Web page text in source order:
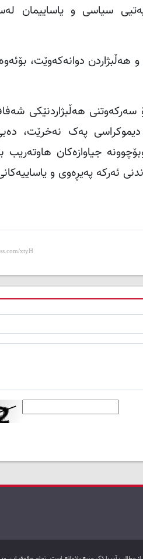
سیاسی و یاساییمان
دوانه‌که‌وێت،
سه‌رکه‌وتنی هه‌ڵبژاردنێکی
په‌ک نه‌خرێت،
جیاوازه‌کان
ئه‌رکه‌ په‌یڕه‌وی و